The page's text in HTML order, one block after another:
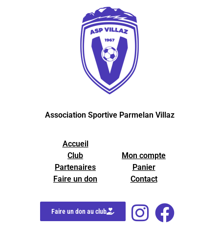
Association Sportive Parmelan Villaz
Accueil
Club
Partenaires
Faire un don
Mon compte
Panier
Contact
Faire un don au club